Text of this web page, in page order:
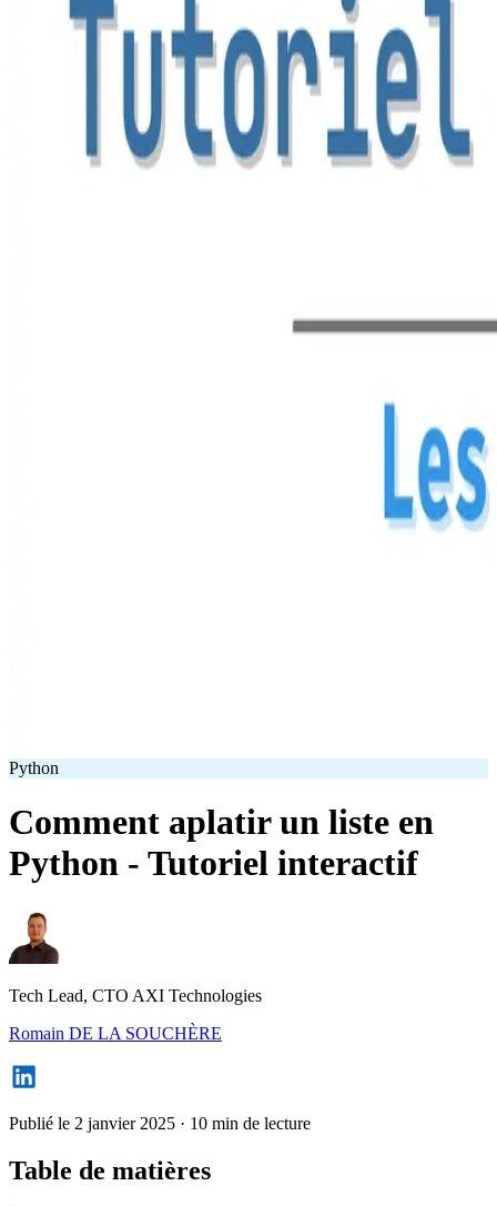
Python
Comment aplatir un liste en
Python - Tutoriel interactif
Tech Lead, CTO AXI Technologies
Romain DE LA SOUCHÈRE
Publié le 2 janvier 2025 · 10 min de lecture
Table de matières